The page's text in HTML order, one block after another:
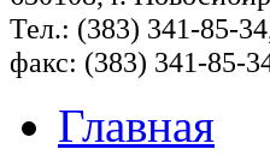
Тел.: (383) 341-85-
факс: (383) 341-85-
Главная